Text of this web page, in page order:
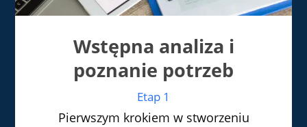
Wstępna analiza i
poznanie potrzeb
Etap 1
Pierwszym krokiem w stworzeniu